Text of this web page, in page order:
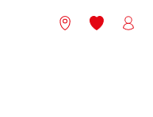
Nos agences
Mes